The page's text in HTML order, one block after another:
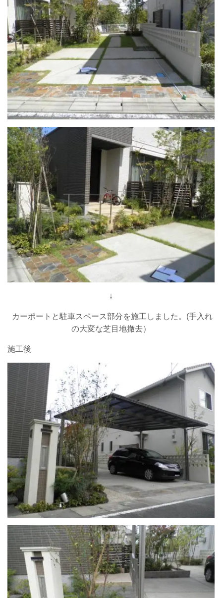
↓
カーポートと駐車スペース部分を施工しました。(手入れ
の大変な芝目地撤去）
施工後